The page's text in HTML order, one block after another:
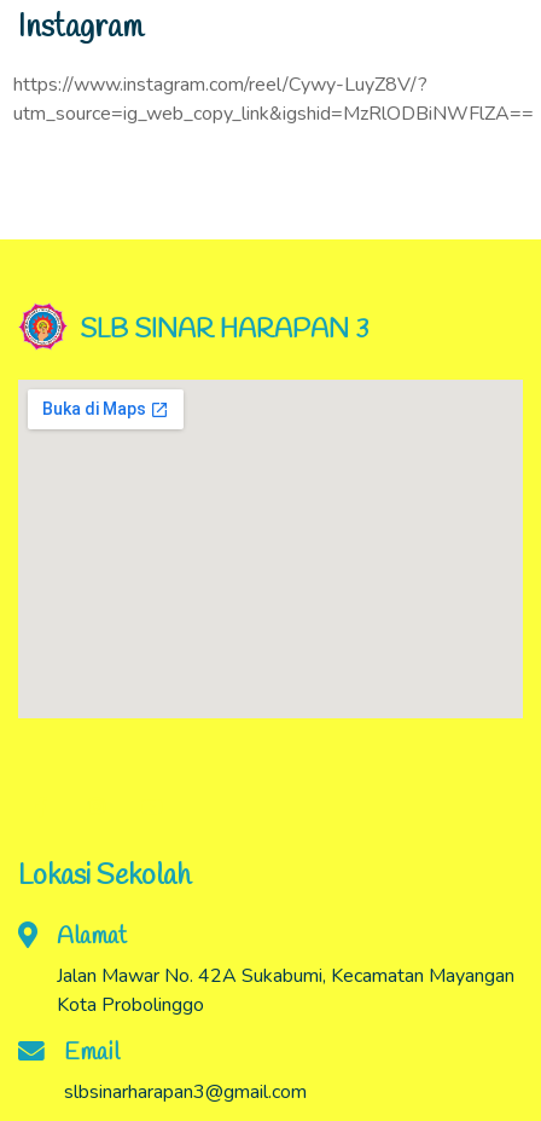
Instagram
https://www.instagram.com/reel/Cywy-LuyZ8V/?
utm_source=ig_web_copy_link&igshid=MzRlODBiNWFlZA==
SLB SINAR HARAPAN 3
Lokasi Sekolah
Alamat
Jalan Mawar No. 42A Sukabumi, Kecamatan Mayangan
Kota Probolinggo
Email
slbsinarharapan3@gmail.com